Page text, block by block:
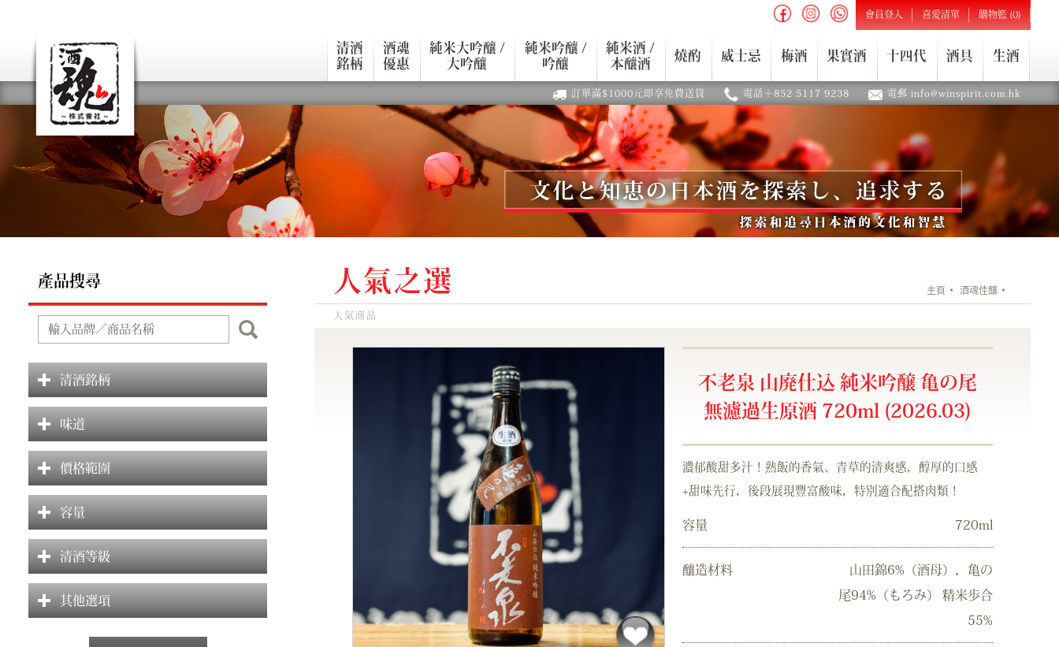
會員登入 喜愛清單 購物籃 (0)
清酒
銘柄
酒魂
優惠
純米大吟釀 /
大吟釀
純米吟釀 /
吟釀
純米酒 /
本釀酒
燒酌 威士忌 梅酒 果實酒 十四代 酒具 生酒
訂單滿$1000元即享免費送貨 電話＋852 5117 9238 電郵 info@winspirit.com.hk
產品搜尋
清酒銘柄
味道
價格範圍
容量
清酒等級
其他選項
人氣之選 主頁 酒魂佳釀
人気商品
不老泉 山廃仕込 純米吟醸 亀の尾
無濾過生原酒 720ml (2026.03)
濃郁酸甜多汁！熟飯的香氣、青草的清爽感，醇厚的口感
+甜味先行，後段展現豐富酸味，特別適合配搭肉類！
容量 720ml
釀造材料
山田錦6%（酒母），亀の
尾94%（もろみ） 精米歩合
55%